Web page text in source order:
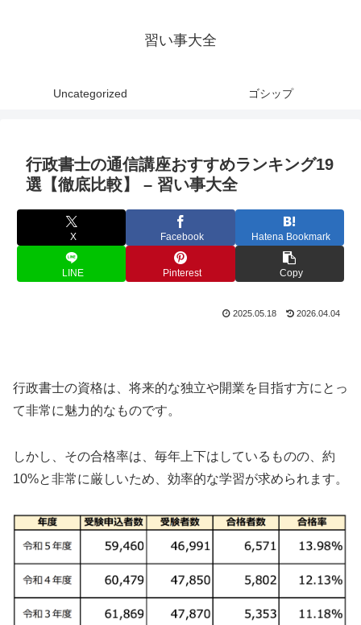
習い事大全
Uncategorized ゴシップ
行政書士の通信講座おすすめランキング19
選【徹底比較】 – 習い事大全
X Facebook Hatena Bookmark
LINE Pinterest Copy
2025.05.18 2026.04.04
行政書士の資格は、将来的な独立や開業を目指す方にとっ
て非常に魅力的なものです。
しかし、その合格率は、毎年上下はしているものの、約
10%と非常に厳しいため、効率的な学習が求められます。